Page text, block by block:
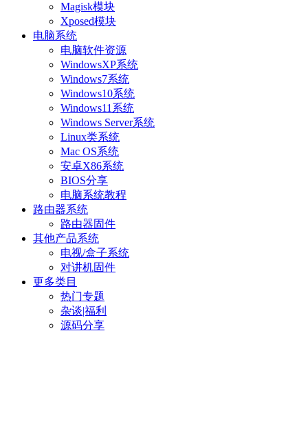
Magisk模块
Xposed模块
电脑系统
电脑软件资源
WindowsXP系统
Windows7系统
Windows10系统
Windows11系统
Windows Server系统
Linux类系统
Mac OS系统
安卓X86系统
BIOS分享
电脑系统教程
路由器系统
路由器固件
其他产品系统
电视/盒子系统
对讲机固件
更多类目
热门专题
杂谈|福利
源码分享